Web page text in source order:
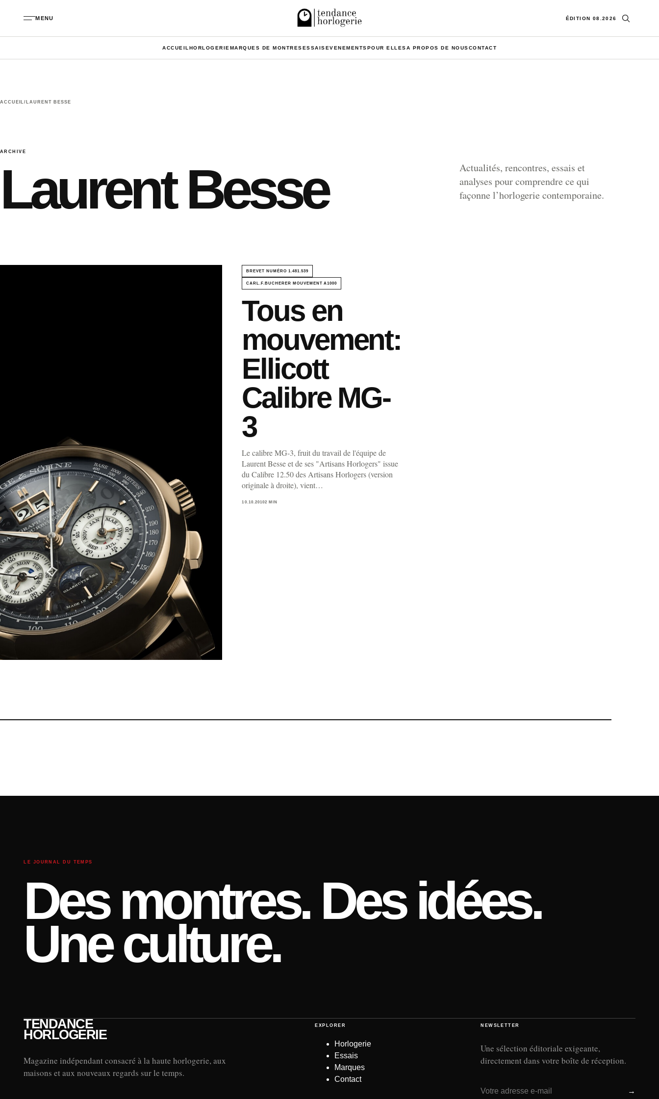
MENU ÉDITION 08.2026 Ouvrir la
ACCUEIL HORLOGERIE MARQUES DE MONTRESESSAISEVENEMENTSPOUR ELLESA PROPOS DE NOUSCONTACT
ACCUEIL/ LAURENT BESSE
ARCHIVE
Laurent Besse
Actualités, rencontres, essais et
analyses pour comprendre ce qui
façonne l’horlogerie contemporaine.
BREVET NUMÉRO 1.481.539
CARL.F.BUCHERER MOUVEMENT A1000
Tous en
mouvement:
Ellicott
Calibre MG-
3
Le calibre MG-3, fruit du travail de l'équipe de
Laurent Besse et de ses "Artisans Horlogers" issue
du Calibre 12.50 des Artisans Horlogers (version
originale à droite), vient…
10.10.20102 MIN
LE JOURNAL DU TEMPS
Des montres. Des idées.
Une culture.
TENDANCE
HORLOGERIE
Magazine indépendant consacré à la haute horlogerie, aux
maisons et aux nouveaux regards sur le temps.
EXPLORER
Horlogerie
Essais
Marques
Contact
NEWSLETTER
Une sélection éditoriale exigeante,
directement dans votre boîte de réception.
→